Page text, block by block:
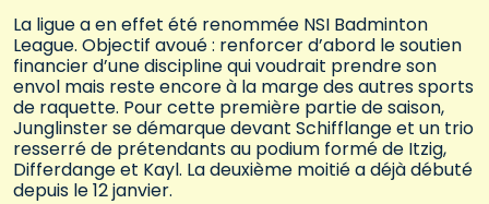
La ligue a en effet été renommée NSI Badminton
League. Objectif avoué : renforcer d’abord le soutien
financier d’une discipline qui voudrait prendre son
envol mais reste encore à la marge des autres sports
de raquette. Pour cette première partie de saison,
Junglinster se démarque devant Schifflange et un trio
resserré de prétendants au podium formé de Itzig,
Differdange et Kayl. La deuxième moitié a déjà débuté
depuis le 12 janvier.